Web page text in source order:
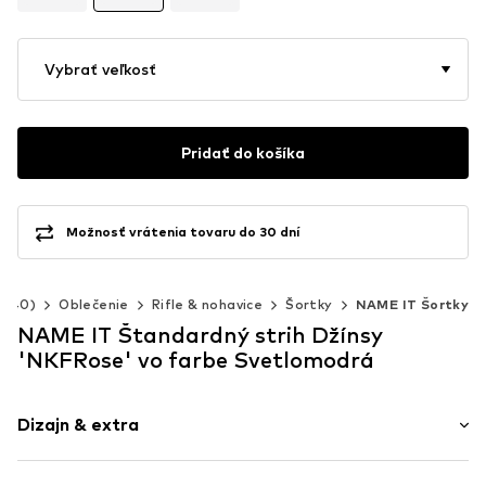
Vybrať veľkosť
Pridať do košíka
Možnosť vrátenia tovaru do 30 dní
Oblečenie Rifle & nohavice Šortky NAME IT Šortky
NAME IT Štandardný strih Džínsy
'NKFRose' vo farbe Svetlomodrá
Dizajn & extra